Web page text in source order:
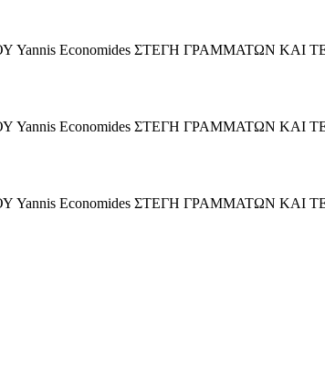
Economides ΣΤΕΓΗ ΓΡΑΜΜΑΤΩΝ ΚΑΙ
Yannis Economides ΣΤΕΓΗ ΓΡΑΜΜΑΤΩΝ ΚΑΙ
Yannis Economides ΣΤΕΓΗ ΓΡΑΜΜΑΤΩΝ